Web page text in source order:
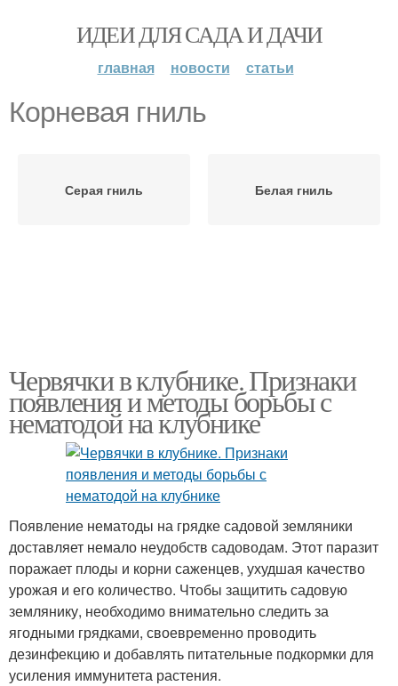
ИДЕИ ДЛЯ САДА И ДАЧИ
главная новости статьи
Корневая гниль
Серая гниль Белая гниль
Червячки в клубнике. Признаки
появления и методы борьбы с
нематодой на клубнике
Появление нематоды на грядке садовой земляники
доставляет немало неудобств садоводам. Этот паразит
поражает плоды и корни саженцев, ухудшая качество
урожая и его количество. Чтобы защитить садовую
землянику, необходимо внимательно следить за
ягодными грядками, своевременно проводить
дезинфекцию и добавлять питательные подкормки для
усиления иммунитета растения.